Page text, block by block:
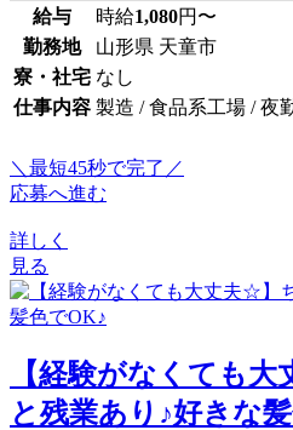
給与 時給1,080円〜
勤務地
山形県 天童市
寮・社宅 なし
仕事内容 製造 / 食品系工場 / 夜
＼最短45秒で完了／
応募へ進む
詳しく
見る
【経験がなくても
と残業あり♪好きな